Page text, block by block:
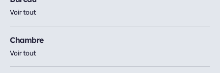
Voir tout
Chambre
Voir tout